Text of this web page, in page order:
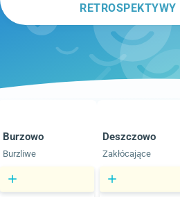
Burzowo
Burzliwe
Deszczowo
Zakłócające